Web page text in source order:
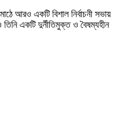
আরও একটি বিশাল নির্বাচনী সভায়
একটি দুর্নীতিমুক্ত ও বৈষম্যহীন